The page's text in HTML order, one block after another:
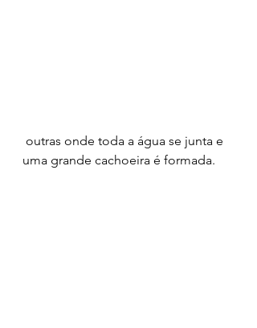
uma grande cachoeira é formada.